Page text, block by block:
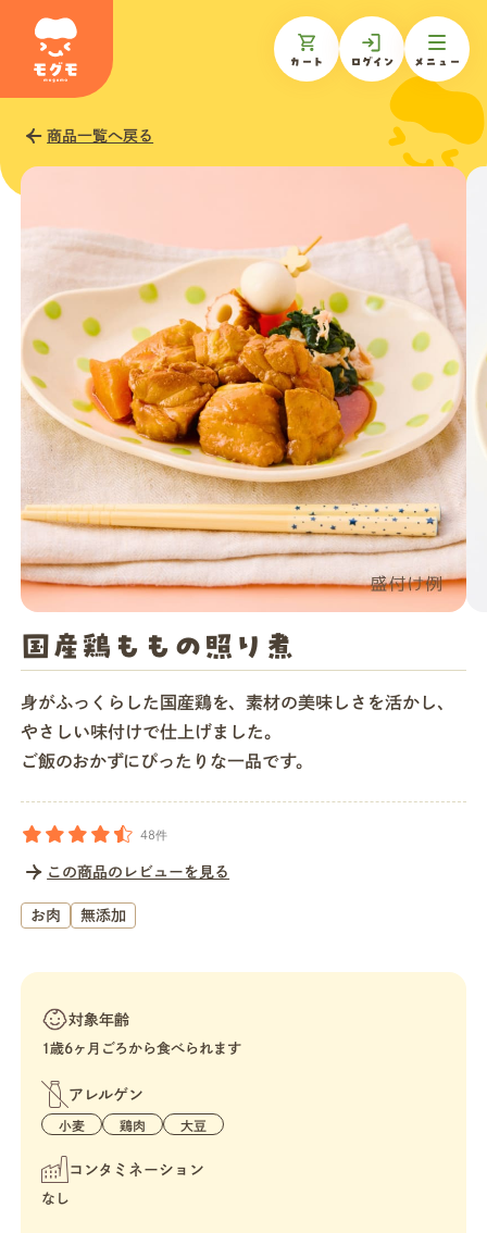
カート ログイン メニュー
モグモについて
商品一覧
ギフトを贈る
お知らせ
お客様の声
モグモマガジン
今すぐお得に始める
商品一覧へ戻る
国産鶏ももの照り煮
身がふっくらした国産鶏を、素材の美味しさを活かし、
やさしい味付けで仕上げました。
ご飯のおかずにぴったりな一品です。
48件
この商品のレビューを見る
お肉 無添加
対象年齢
1歳6ヶ月ごろから食べられます
アレルゲン
小麦 鶏肉 大豆
コンタミネーション
なし